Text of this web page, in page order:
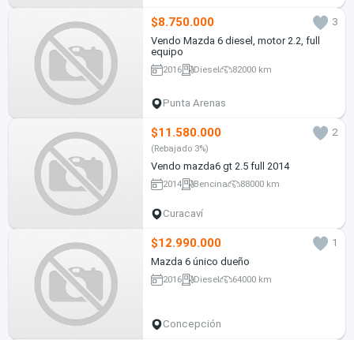
$8.750.000
3
Vendo Mazda 6 diesel, motor 2.2, full
equipo
2016 Diesel 82000 km
Punta Arenas
$11.580.000 2
(Rebajado 3%)
Vendo mazda6 gt 2.5 full 2014
2014 Bencina 88000 km
Curacaví
$12.990.000
1
Mazda 6 único dueño
2016 Diesel 64000 km
Concepción